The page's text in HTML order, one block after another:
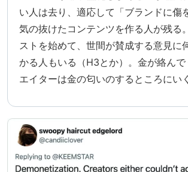
い人は去り、適応して「ブランドに傷
気の抜けたコンテンツを作る人が残る
ストを始めて、世間が賛成する意見に
かる人もいる（H3とか）。金が絡んで
エイターは金の匂いのするところにいく